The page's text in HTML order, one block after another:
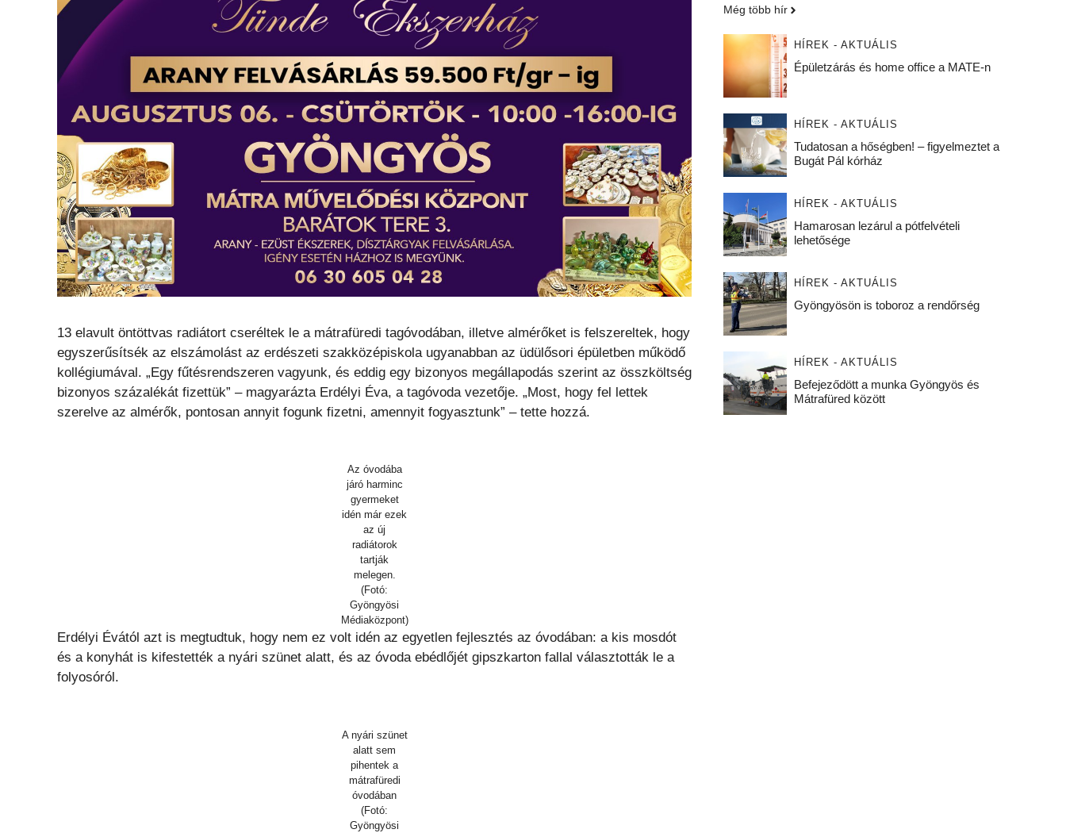
13 elavult öntöttvas radiátort cseréltek le a mátrafüredi tagóvodában, illetve almérőket is felszereltek, hogy
egyszerűsítsék az elszámolást az erdészeti szakközépiskola ugyanabban az üdülősori épületben működő
kollégiumával. „Egy fűtésrendszeren vagyunk, és eddig egy bizonyos megállapodás szerint az összköltség
bizonyos százalékát fizettük” – magyarázta Erdélyi Éva, a tagóvoda vezetője. „Most, hogy fel lettek
szerelve az almérők, pontosan annyit fogunk fizetni, amennyit fogyasztunk” – tette hozzá.
Az óvodába
járó harminc
gyermeket
idén már ezek
az új
radiátorok
tartják
melegen.
(Fotó:
Gyöngyösi
Médiaközpont)
Erdélyi Évától azt is megtudtuk, hogy nem ez volt idén az egyetlen fejlesztés az óvodában: a kis mosdót
és a konyhát is kifestették a nyári szünet alatt, és az óvoda ebédlőjét gipszkarton fallal választották le a
folyosóról.
A nyári szünet
alatt sem
pihentek a
mátrafüredi
óvodában
(Fotó:
Gyöngyösi
Még több hír
HÍREK - AKTUÁLIS
Épületzárás és home office a MATE-n
HÍREK - AKTUÁLIS
Tudatosan a hőségben! – figyelmeztet a
Bugát Pál kórház
HÍREK - AKTUÁLIS
Hamarosan lezárul a pótfelvételi
lehetősége
HÍREK - AKTUÁLIS
Gyöngyösön is toboroz a rendőrség
HÍREK - AKTUÁLIS
Befejeződött a munka Gyöngyös és
Mátrafüred között